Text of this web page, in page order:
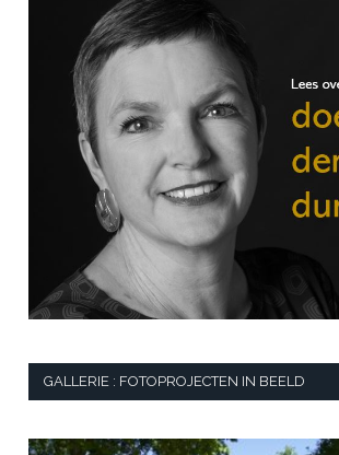
GALLERIE : FOTOPROJECTEN IN BEELD